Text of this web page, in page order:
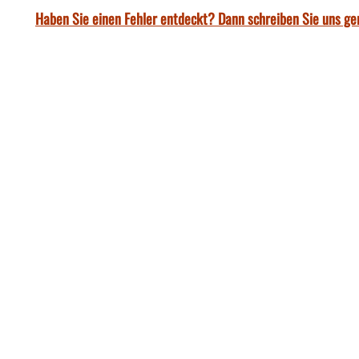
Haben Sie einen Fehler entdeckt? Dann schreiben Sie uns